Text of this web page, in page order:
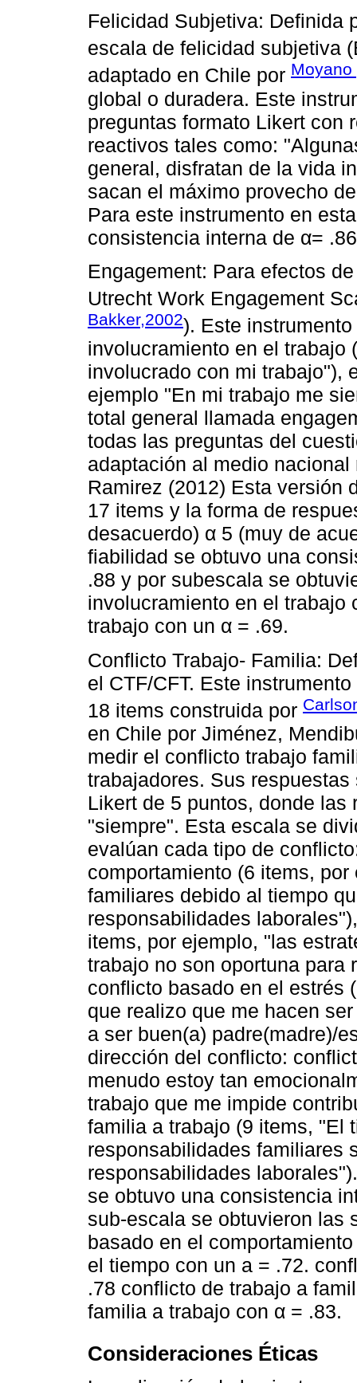
Felicidad Subjetiva: Definida
escala de felicidad subjetiva
adaptado en Chile por Moyano
global o duradera. Este
preguntas formato Likert con
reactivos tales como:
general, disfratan de la vida
sacan el máximo provecho
Para este instrumento en
consistencia interna de α= .86
Engagement: Para efectos
Utrecht Work Engagement
Bakker,2002). Este
involucramiento en el trabajo
involucrado con mi trabajo"),
ejemplo "En mi trabajo me
total general llamada
todas las preguntas del
adaptación al medio
Ramirez (2012) Esta versión
17 items y la forma de
desacuerdo) α 5 (muy de
fiabilidad se obtuvo una
.88 y por subescala se
involucramiento en el trabajo
trabajo con un α = .69.
Conflicto Trabajo- Familia:
el CTF/CFT. Este
18 items construida por
en Chile por Jiménez,
medir el conflicto trabajo
trabajadores. Sus
Likert de 5 puntos, donde
"siempre". Esta escala se
evalúan cada tipo de
comportamiento (6 items,
familiares debido al tiempo
responsabilidades
items, por ejemplo, "las
trabajo no son oportuna para
conflicto basado en el estrés
que realizo que me hacen
a ser buen(a) padre(madre)/
dirección del conflicto:
menudo estoy tan
trabajo que me impide
familia a trabajo (9 items, "El
responsabilidades familiares
responsabilidades
se obtuvo una consistencia
sub-escala se obtuvieron las
basado en el
el tiempo con un a = .72.
.78 conflicto de trabajo a
familia a trabajo con α = .83.
Consideraciones Éticas